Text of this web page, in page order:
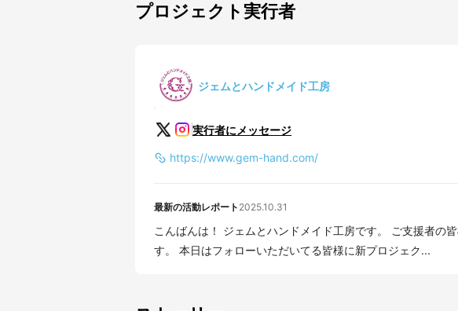
プロジェクト実行者
ジェムとハンドメイド工房
実行者にメッセージ
https://www.gem-hand.com/
最新の活動レポート 2025.10.31
こんばんは！ ジェムとハンドメイド工房です。 ご支援者の皆様 いつもお世話になっておりま
す。 本日はフォローいただいてる皆様に新プロジェク...